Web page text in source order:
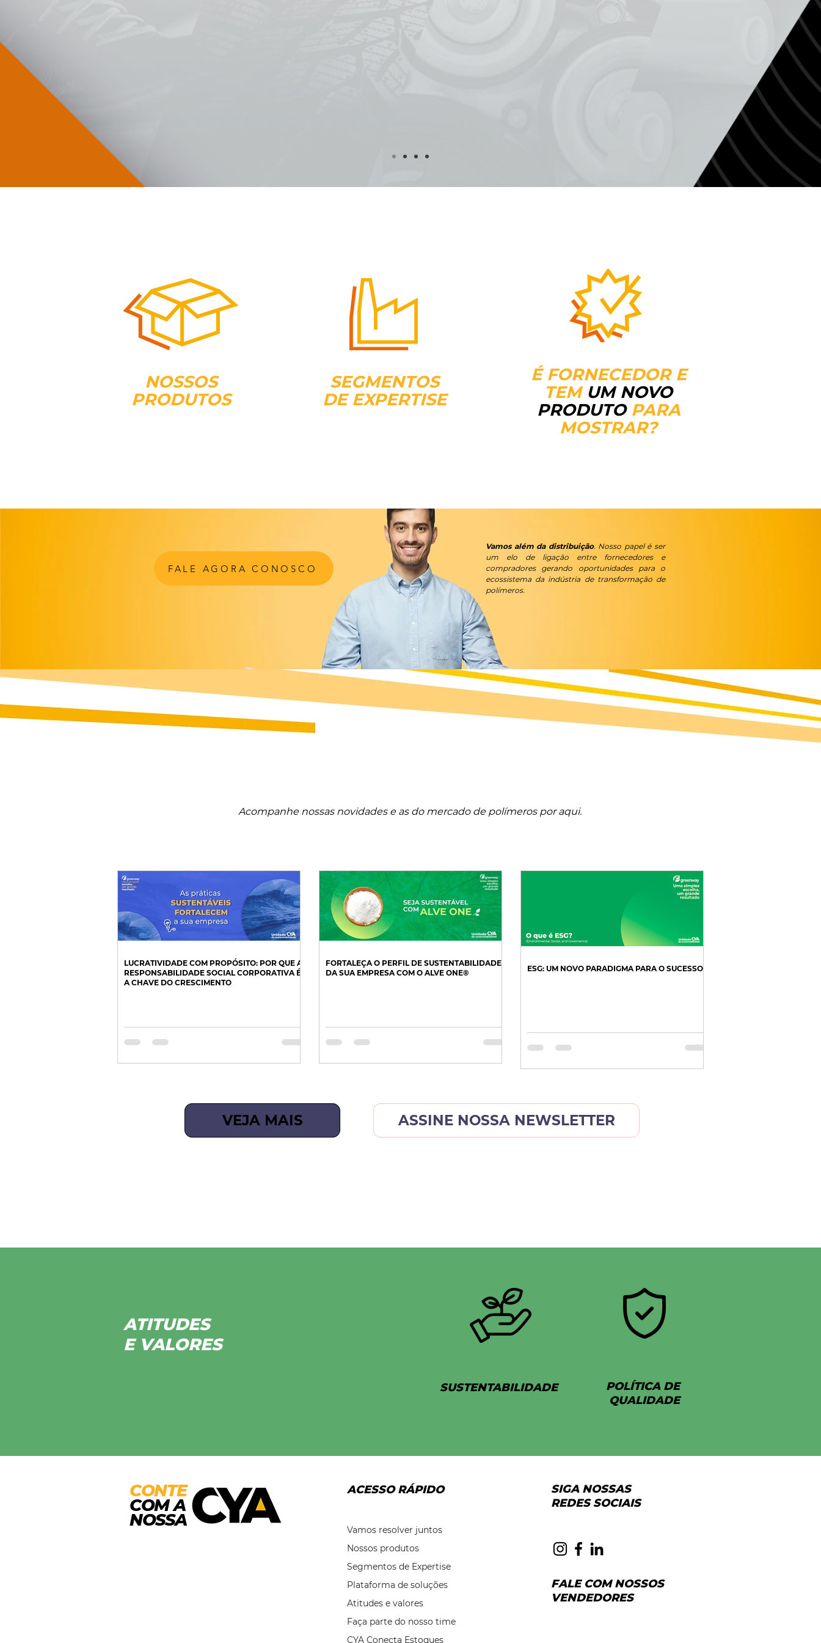
NOSSOS
PRODUTOS
SEGMENTOS
DE EXPERTISE
É FORNECEDOR E
TEM UM NOVO
PRODUTOPARA
MOSTRAR?
FALE AGORA CONOSCO
Vamos além da distribuição. Nosso papel é ser
um elo de ligação entre fornecedores e
compradores gerando oportunidades para o
ecossistema da indústria de transformação de
polímeros.
Acompanhe nossas novidades e as do mercado de polímeros por aqui.
LUCRATIVIDADE COM PROPÓSITO: POR QUE A
RESPONSABILIDADE SOCIAL CORPORATIVA É
A CHAVE DO CRESCIMENTO
FORTALEÇA O PERFIL DE SUSTENTABILIDADE
DA SUA EMPRESA COM O ALVE ONE®️
ESG: UM NOVO PARADIGMA PARA O SUCESSO
VEJA MAIS ASSINE NOSSA NEWSLETTER
ATITUDES
E VALORES
SUSTENTABILIDADE
POLÍTICA DE
QUALIDADE
CONTE
COM A
NOSSA
ACESSO RÁPIDO
Vamos resolver juntos
Nossos produtos
Segmentos de Expertise
Plataforma de soluções
Atitudes e valores
Faça parte do nosso time
CYA Conecta Estoques
SIGA NOSSAS
REDES SOCIAIS
FALE COM NOSSOS
VENDEDORES